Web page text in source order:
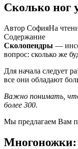
Сколько ног
Автор СофияНа
Содержание
Сколопендры —
вопрос: сколько же
Для начала следует
все они обладают
Важно понимать,
более 300.
Мы предлагаем Вам
Многоножки: